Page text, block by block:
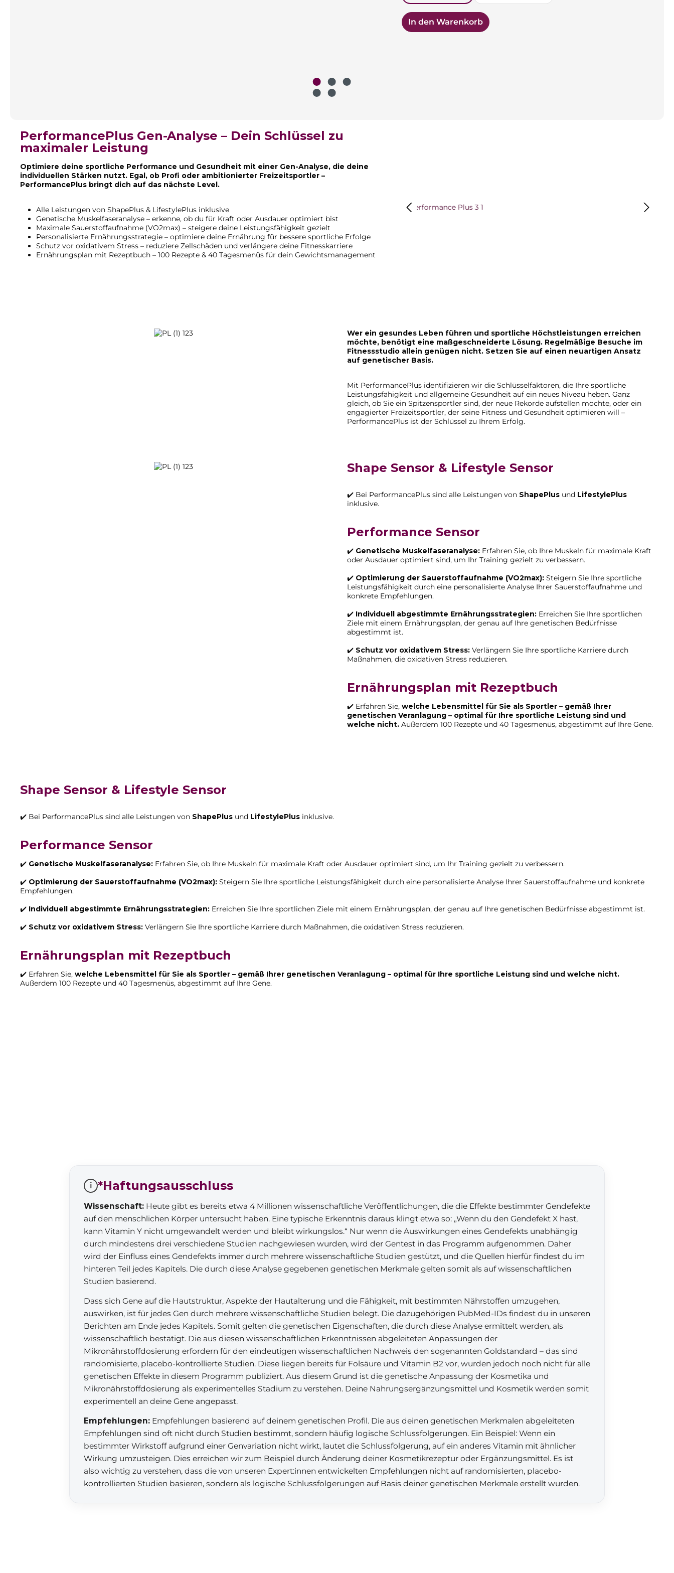
In den Warenkorb
PerformancePlus Gen-Analyse – Dein Schlüssel zu
maximaler Leistung
Optimiere deine sportliche Performance und Gesundheit mit einer Gen-Analyse, die deine
individuellen Stärken nutzt. Egal, ob Profi oder ambitionierter Freizeitsportler –
PerformancePlus bringt dich auf das nächste Level.
Alle Leistungen von ShapePlus & LifestylePlus inklusive
Genetische Muskelfaseranalyse – erkenne, ob du für Kraft oder Ausdauer optimiert bist
Maximale Sauerstoffaufnahme (VO2max) – steigere deine Leistungsfähigkeit gezielt
Personalisierte Ernährungsstrategie – optimiere deine Ernährung für bessere sportliche Erfolge
Schutz vor oxidativem Stress – reduziere Zellschäden und verlängere deine Fitnesskarriere
Ernährungsplan mit Rezeptbuch – 100 Rezepte & 40 Tagesmenüs für dein Gewichtsmanagement
Bildergalerie überspringen
Wer ein gesundes Leben führen und sportliche Höchstleistungen erreichen
möchte, benötigt eine maßgeschneiderte Lösung. Regelmäßige Besuche im
Fitnessstudio allein genügen nicht. Setzen Sie auf einen neuartigen Ansatz
auf genetischer Basis.
Mit PerformancePlus identifizieren wir die Schlüsselfaktoren, die Ihre sportliche
Leistungsfähigkeit und allgemeine Gesundheit auf ein neues Niveau heben. Ganz
gleich, ob Sie ein Spitzensportler sind, der neue Rekorde aufstellen möchte, oder ein
engagierter Freizeitsportler, der seine Fitness und Gesundheit optimieren will –
PerformancePlus ist der Schlüssel zu Ihrem Erfolg.
Shape Sensor & Lifestyle Sensor
✔️ Bei PerformancePlus sind alle Leistungen von ShapePlus und LifestylePlus
inklusive.
Performance Sensor
✔️ Genetische Muskelfaseranalyse: Erfahren Sie, ob Ihre Muskeln für maximale Kraft
oder Ausdauer optimiert sind, um Ihr Training gezielt zu verbessern.
✔️ Optimierung der Sauerstoffaufnahme (VO2max): Steigern Sie Ihre sportliche
Leistungsfähigkeit durch eine personalisierte Analyse Ihrer Sauerstoffaufnahme und
konkrete Empfehlungen.
✔️ Individuell abgestimmte Ernährungsstrategien: Erreichen Sie Ihre sportlichen
Ziele mit einem Ernährungsplan, der genau auf Ihre genetischen Bedürfnisse
abgestimmt ist.
✔️ Schutz vor oxidativem Stress: Verlängern Sie Ihre sportliche Karriere durch
Maßnahmen, die oxidativen Stress reduzieren.
Ernährungsplan mit Rezeptbuch
✔️ Erfahren Sie, welche Lebensmittel für Sie als Sportler – gemäß Ihrer
genetischen Veranlagung – optimal für Ihre sportliche Leistung sind und
welche nicht. Außerdem 100 Rezepte und 40 Tagesmenüs, abgestimmt auf Ihre Gene.
Shape Sensor & Lifestyle Sensor
✔️ Bei PerformancePlus sind alle Leistungen von ShapePlus und LifestylePlus inklusive.
Performance Sensor
✔️ Genetische Muskelfaseranalyse: Erfahren Sie, ob Ihre Muskeln für maximale Kraft oder Ausdauer optimiert sind, um Ihr Training gezielt zu verbessern.
✔️ Optimierung der Sauerstoffaufnahme (VO2max): Steigern Sie Ihre sportliche Leistungsfähigkeit durch eine personalisierte Analyse Ihrer Sauerstoffaufnahme und konkrete
Empfehlungen.
✔️ Individuell abgestimmte Ernährungsstrategien: Erreichen Sie Ihre sportlichen Ziele mit einem Ernährungsplan, der genau auf Ihre genetischen Bedürfnisse abgestimmt ist.
✔️ Schutz vor oxidativem Stress: Verlängern Sie Ihre sportliche Karriere durch Maßnahmen, die oxidativen Stress reduzieren.
Ernährungsplan mit Rezeptbuch
✔️ Erfahren Sie, welche Lebensmittel für Sie als Sportler – gemäß Ihrer genetischen Veranlagung – optimal für Ihre sportliche Leistung sind und welche nicht.
Außerdem 100 Rezepte und 40 Tagesmenüs, abgestimmt auf Ihre Gene.
i *Haftungsausschluss
Wissenschaft: Heute gibt es bereits etwa 4 Millionen wissenschaftliche Veröffentlichungen, die die Effekte bestimmter Gendefekte
auf den menschlichen Körper untersucht haben. Eine typische Erkenntnis daraus klingt etwa so: „Wenn du den Gendefekt X hast,
kann Vitamin Y nicht umgewandelt werden und bleibt wirkungslos.“ Nur wenn die Auswirkungen eines Gendefekts unabhängig
durch mindestens drei verschiedene Studien nachgewiesen wurden, wird der Gentest in das Programm aufgenommen. Daher
wird der Einfluss eines Gendefekts immer durch mehrere wissenschaftliche Studien gestützt, und die Quellen hierfür findest du im
hinteren Teil jedes Kapitels. Die durch diese Analyse gegebenen genetischen Merkmale gelten somit als auf wissenschaftlichen
Studien basierend.
Dass sich Gene auf die Hautstruktur, Aspekte der Hautalterung und die Fähigkeit, mit bestimmten Nährstoffen umzugehen,
auswirken, ist für jedes Gen durch mehrere wissenschaftliche Studien belegt. Die dazugehörigen PubMed-IDs findest du in unseren
Berichten am Ende jedes Kapitels. Somit gelten die genetischen Eigenschaften, die durch diese Analyse ermittelt werden, als
wissenschaftlich bestätigt. Die aus diesen wissenschaftlichen Erkenntnissen abgeleiteten Anpassungen der
Mikronährstoffdosierung erfordern für den eindeutigen wissenschaftlichen Nachweis den sogenannten Goldstandard – das sind
randomisierte, placebo-kontrollierte Studien. Diese liegen bereits für Folsäure und Vitamin B2 vor, wurden jedoch noch nicht für alle
genetischen Effekte in diesem Programm publiziert. Aus diesem Grund ist die genetische Anpassung der Kosmetika und
Mikronährstoffdosierung als experimentelles Stadium zu verstehen. Deine Nahrungsergänzungsmittel und Kosmetik werden somit
experimentell an deine Gene angepasst.
Empfehlungen: Empfehlungen basierend auf deinem genetischen Profil. Die aus deinen genetischen Merkmalen abgeleiteten
Empfehlungen sind oft nicht durch Studien bestimmt, sondern häufig logische Schlussfolgerungen. Ein Beispiel: Wenn ein
bestimmter Wirkstoff aufgrund einer Genvariation nicht wirkt, lautet die Schlussfolgerung, auf ein anderes Vitamin mit ähnlicher
Wirkung umzusteigen. Dies erreichen wir zum Beispiel durch Änderung deiner Kosmetikrezeptur oder Ergänzungsmittel. Es ist
also wichtig zu verstehen, dass die von unseren Expert:innen entwickelten Empfehlungen nicht auf randomisierten, placebo-
kontrollierten Studien basieren, sondern als logische Schlussfolgerungen auf Basis deiner genetischen Merkmale erstellt wurden.